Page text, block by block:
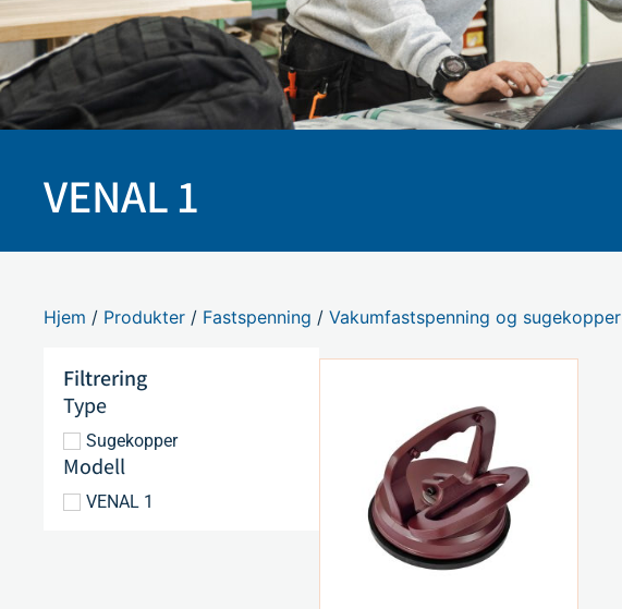
VENAL 1
Hjem / Produkter / Fastspenning /Vakumfastspenning og sugekopper
Filtrering
Type
Sugekopper
Modell
VENAL 1